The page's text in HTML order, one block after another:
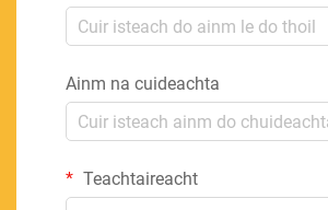
Ainm na cuideachta
Teachtaireacht